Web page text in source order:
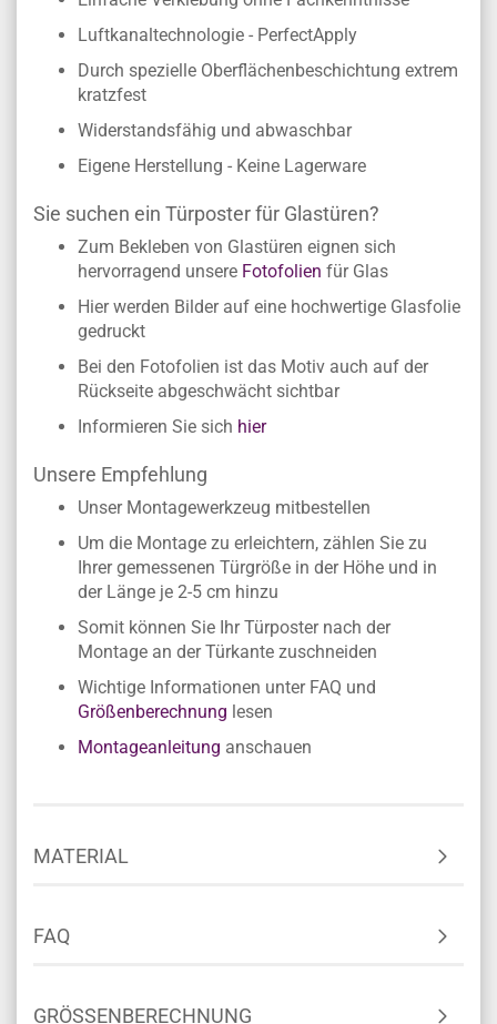
Luftkanaltechnologie - PerfectApply
Durch spezielle Oberflächenbeschichtung extrem
kratzfest
Widerstandsfähig und abwaschbar
Eigene Herstellung - Keine Lagerware
Sie suchen ein Türposter für Glastüren?
Zum Bekleben von Glastüren eignen sich
hervorragend unsere Fotofolien für Glas
Hier werden Bilder auf eine hochwertige Glasfolie
gedruckt
Bei den Fotofolien ist das Motiv auch auf der
Rückseite abgeschwächt sichtbar
Informieren Sie sich hier
Unsere Empfehlung
Unser Montagewerkzeug mitbestellen
Um die Montage zu erleichtern, zählen Sie zu
Ihrer gemessenen Türgröße in der Höhe und in
der Länge je 2-5 cm hinzu
Somit können Sie Ihr Türposter nach der
Montage an der Türkante zuschneiden
Wichtige Informationen unter FAQ und
Größenberechnung lesen
Montageanleitung anschauen
MATERIAL
FAQ
GRÖSSENBERECHNUNG